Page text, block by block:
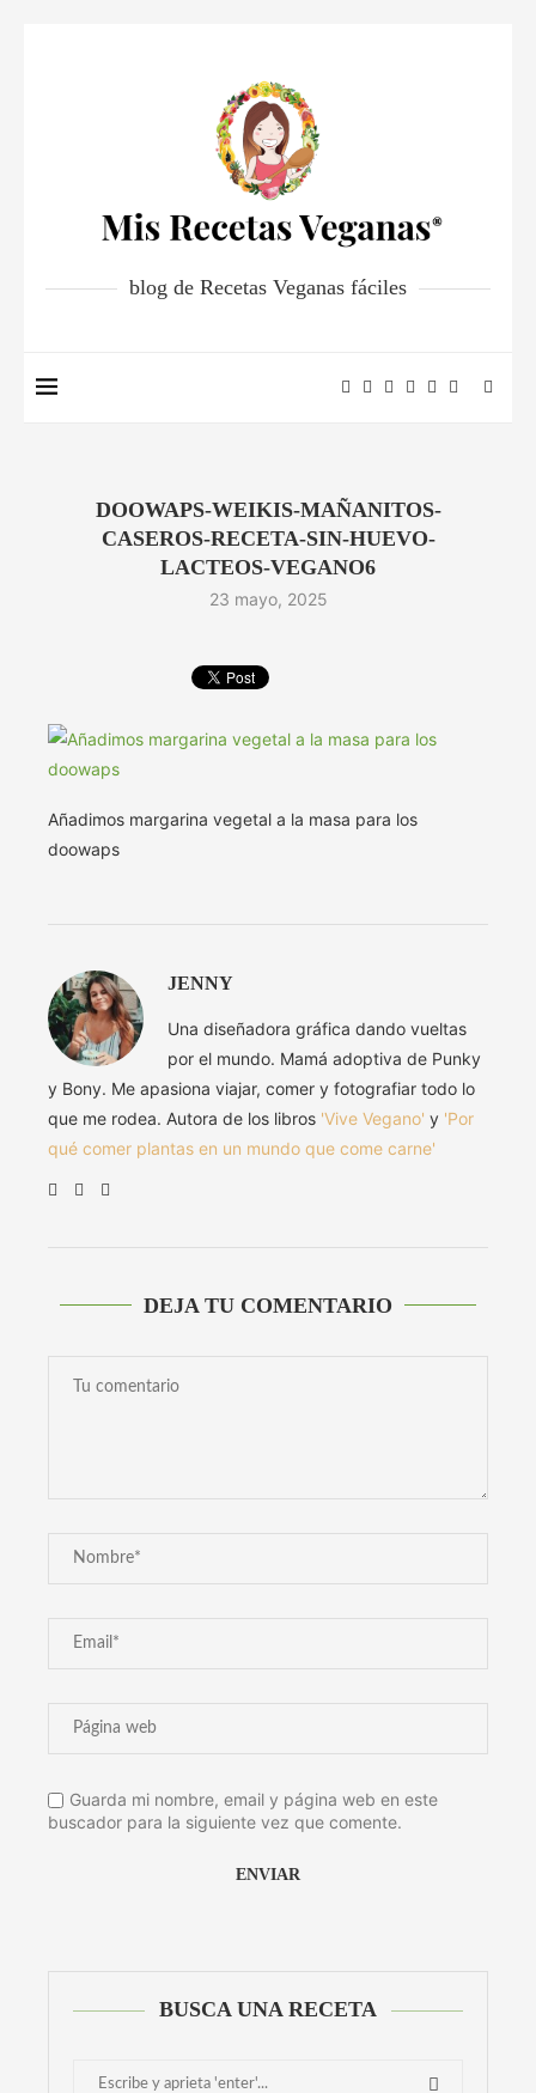
blog de Recetas Veganas fáciles
DOOWAPS-WEIKIS-MAÑANITOS-
CASEROS-RECETA-SIN-HUEVO-
LACTEOS-VEGANO6
23 mayo, 2025
Añadimos margarina vegetal a la masa para los
doowaps
JENNY
Una diseñadora gráfica dando vueltas
por el mundo. Mamá adoptiva de Punky
y Bony. Me apasiona viajar, comer y fotografiar todo lo
que me rodea. Autora de los libros 'Vive Vegano' y 'Por
qué comer plantas en un mundo que come carne'
DEJA TU COMENTARIO
Guarda mi nombre, email y página web en este
buscador para la siguiente vez que comente.
BUSCA UNA RECETA